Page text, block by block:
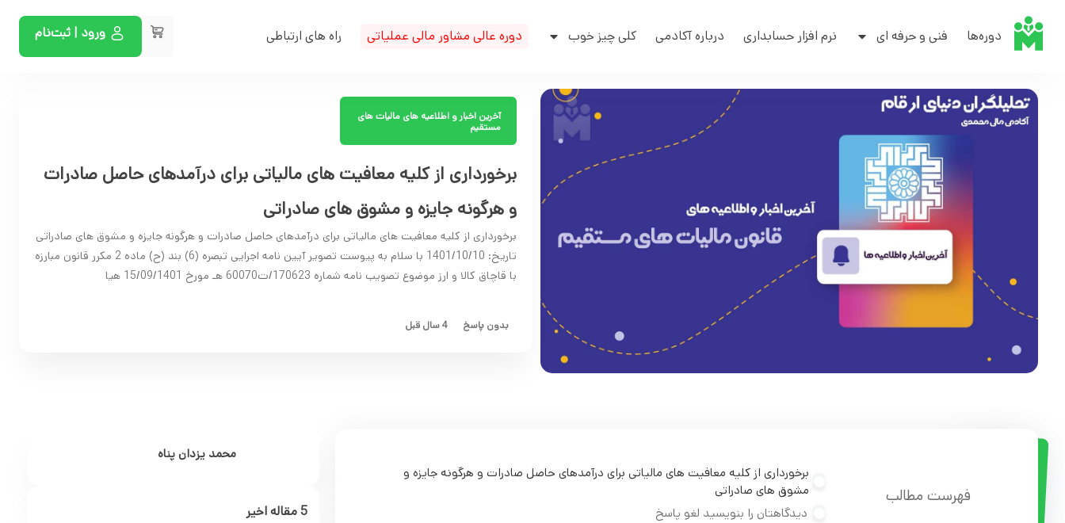
دوره‌ها فنی و حرفه ای نرم افزار حسابداری درباره آکادمی کلی چیز خوب دوره عالی مشاور مالی عملیاتی راه های ارتباطی ورود | ثبت‌نام
آخرین اخبار و اطلاعیه های مالیات های
مستقیم
برخورداری از کلیه معافیت های مالیاتی برای درآمدهای حاصل صادرات
و هرگونه جایزه و مشوق های صادراتی
برخورداری از کلیه معافیت های مالیاتی برای درآمدهای حاصل صادرات و هرگونه جایزه و مشوق های صادراتی
تاریخ: 1401/10/10 با سلام به پیوست تصویر آیین نامه اجرایی تبصره (6) بند (ح) ماده 2 مکرر قانون مبارزه
با قاچاق کالا و ارز موضوع تصویب نامه شماره 170623/ت60070 هـ مورخ 15/09/1401 هیا
بدون پاسخ 4 سال قبل
فهرست مطالب
برخورداری از کلیه معافیت های مالیاتی برای درآمدهای حاصل صادرات و هرگونه جایزه و
مشوق های صادراتی
دیدگاهتان را بنویسید لغو پاسخ
محمد یزدان پناه
5 مقاله اخیر